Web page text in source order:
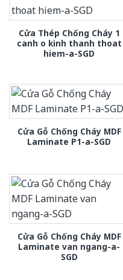
Cửa Thép Chống Cháy 1
canh o kinh thanh thoat
hiem-a-SGD
Cửa Gỗ Chống Cháy MDF
Laminate P1-a-SGD
Cửa Gỗ Chống Cháy MDF
Laminate van ngang-a-
SGD